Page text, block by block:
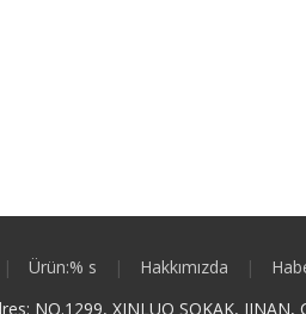
| Ürün:% s | Hakkımızda |
NO.1299, XINLUO SOKAK, JINAN,